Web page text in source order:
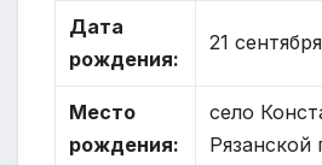
Дата
рождения:
21
Место
рождения:
село
Рязанской